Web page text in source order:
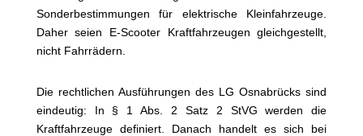
Sonderbestimmungen für elektrische Kleinfahrzeuge.
Daher seien E-Scooter Kraftfahrzeugen gleichgestellt,
nicht Fahrrädern.
Die rechtlichen Ausführungen des LG Osnabrücks sind
eindeutig: In § 1 Abs. 2 Satz 2 StVG werden die
Kraftfahrzeuge definiert. Danach handelt es sich bei